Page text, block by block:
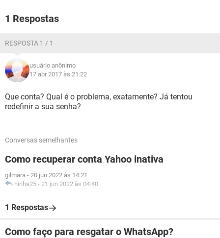
1 Respostas
RESPOSTA 1 / 1
usuário anônimo
17 abr 2017 às 21:22
Que conta? Qual é o problema, exatamente? Já tentou
redefinir a sua senha?
Conversas semelhantes
Como recuperar conta Yahoo inativa
gilmara - 20 jun 2022 às 14:21
ninha25 - 21 jun 2022 às 04:40
1 Respostas
Como faço para resgatar o WhatsApp?